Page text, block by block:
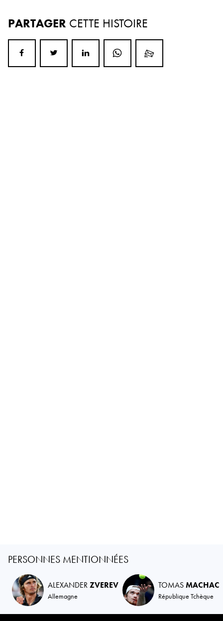
PARTAGER CETTE HISTOIRE
PERSONNES MENTIONNÉES
ALEXANDERZVEREV
Allemagne
TOMASMACHAC
République Tchèque